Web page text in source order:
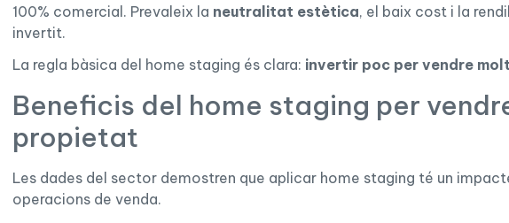
100% comercial. Prevaleix la neutralitat estètica, el baix cost i la
invertit.
La regla bàsica del home staging és clara: invertir poc per vendre
Beneficis del home staging per
propietat
Les dades del sector demostren que aplicar home staging té un
operacions de venda.